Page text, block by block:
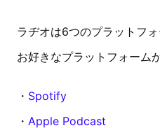
ラヂオは6つのプラットフォ
お好きなプラットフォーム
・ Spotify
・ Apple Podcast